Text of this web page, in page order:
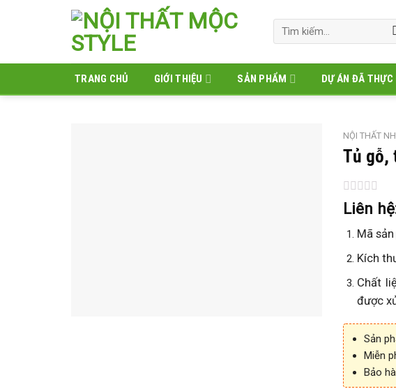
Tìm
TRANG CHỦ GIỚI THIỆU SẢN PHẨM DỰ ÁN ĐÃ THỰC
NỘI THẤT
Tủ gỗ,
Được
xếp
0
sao
Liên
Mã sản
Kích
Chất
được
Sản
Miễn
Bảo